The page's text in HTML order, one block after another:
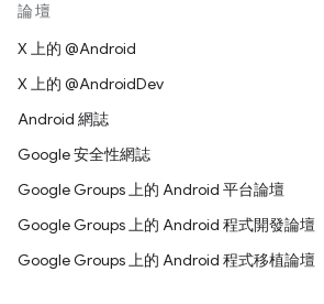
論壇
X 上的 @Android
X 上的 @AndroidDev
Android 網誌
Google 安全性網誌
Google Groups 上的 Android 平台論壇
Google Groups 上的 Android 程式開發論壇
Google Groups 上的 Android 程式移植論壇